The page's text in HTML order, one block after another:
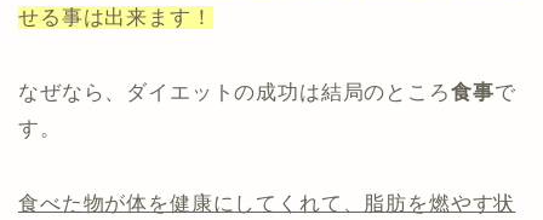
せる事は出来ます！
なぜなら、ダイエットの成功は結局のところ食事で
す。
食べた物が体を健康にしてくれて、脂肪を燃やす状